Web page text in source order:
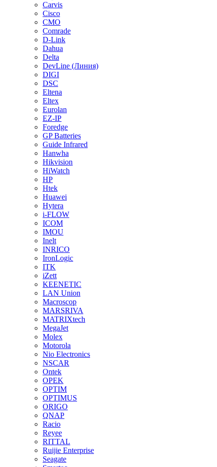
Carvis
Cisco
CMO
Comrade
D-Link
Dahua
Delta
DevLine (Линия)
DIGI
DSC
Eltena
Eltex
Eurolan
EZ-IP
Foredge
GP Batteries
Guide Infrared
Hanwha
Hikvision
HiWatch
HP
Htek
Huawei
Hytera
i-FLOW
ICOM
IMOU
Inelt
INRICO
IronLogic
ITK
iZett
KEENETIC
LAN Union
Macroscop
MARSRIVA
MATRIXtech
MegaJet
Molex
Motorola
Nio Electronics
NSCAR
Ontek
OPEK
OPTIM
OPTIMUS
ORIGO
QNAP
Racio
Reyee
RITTAL
Ruijie Enterprise
Seagate